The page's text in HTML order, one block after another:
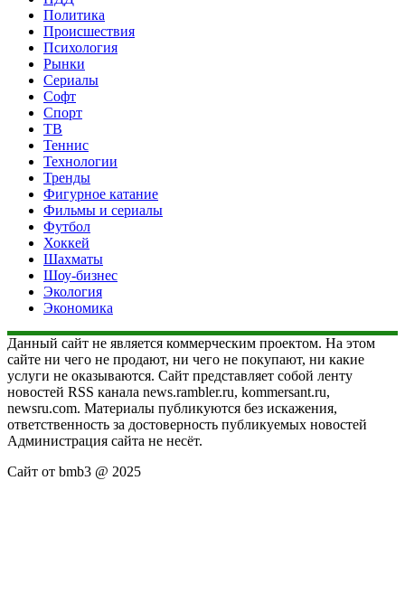
Политика
Происшествия
Психология
Рынки
Сериалы
Софт
Спорт
ТВ
Теннис
Технологии
Тренды
Фигурное катание
Фильмы и сериалы
Футбол
Хоккей
Шахматы
Шоу-бизнес
Экология
Экономика
Данный сайт не является коммерческим проектом. На этом
сайте ни чего не продают, ни чего не покупают, ни какие
услуги не оказываются. Сайт представляет собой ленту
новостей RSS канала news.rambler.ru, kommersant.ru,
newsru.com. Материалы публикуются без искажения,
ответственность за достоверность публикуемых новостей
Администрация сайта не несёт.
Сайт от bmb3 @ 2025